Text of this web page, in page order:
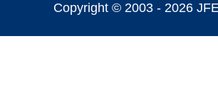
Copyright © 2003 - 2026